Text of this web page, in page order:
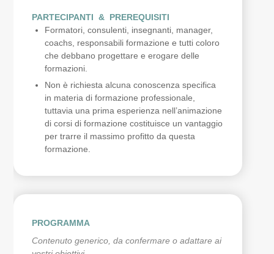
PARTECIPANTI & PREREQUISITI
Formatori, consulenti, insegnanti, manager,
coachs, responsabili formazione e tutti coloro
che debbano progettare e erogare delle
formazioni.
Non è richiesta alcuna conoscenza specifica
in materia di formazione professionale,
tuttavia una prima esperienza nell’animazione
di corsi di formazione costituisce un vantaggio
per trarre il massimo profitto da questa
formazione.
PROGRAMMA
Contenuto generico, da confermare o adattare ai